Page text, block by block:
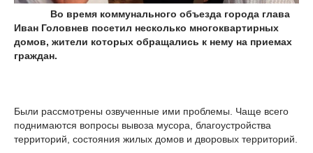
Во время коммунального объезда города глава
Иван Головнев посетил несколько многоквартирных
домов, жители которых обращались к нему на приемах
граждан.
Были рассмотрены озвученные ими проблемы. Чаще всего
поднимаются вопросы вывоза мусора, благоустройства
территорий, состояния жилых домов и дворовых территорий.